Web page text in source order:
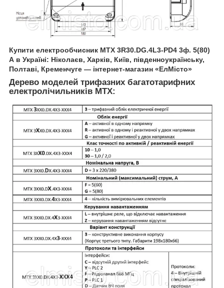
Купити електрообчисник MTX 3R30.DG.4L3-PD4 3ф. 5(80)
А в Україні: Ніколаєв, Харків, Київ, південноукраїнську,
Полтаві, Кременчуге — інтернет-магазин «ЕлМісто»
Дерево моделей трифазних багатотарифних
електролічильників MTX: